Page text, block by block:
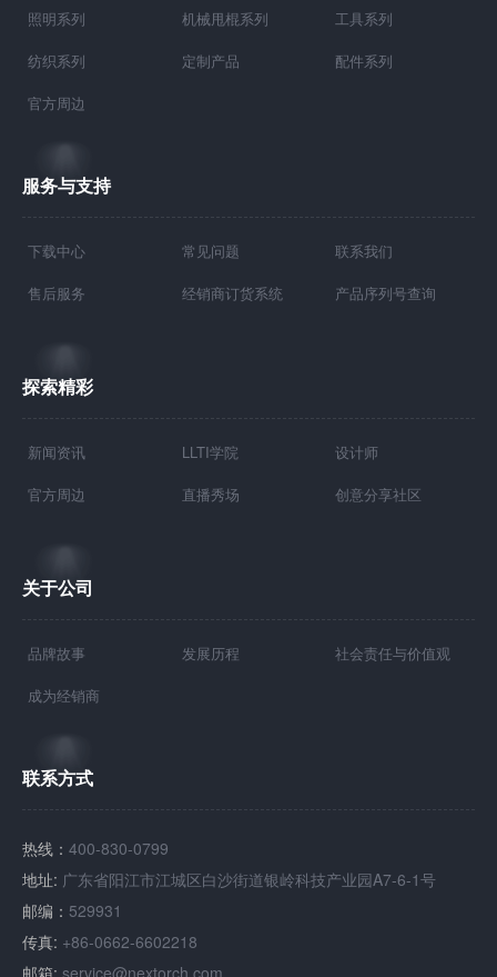
照明系列 机械甩棍系列 工具系列
纺织系列 定制产品 配件系列
官方周边
服务与支持
下载中心 常见问题 联系我们
售后服务 经销商订货系统 产品序列号查询
探索精彩
新闻资讯 LLTI学院 设计师
官方周边 直播秀场 创意分享社区
关于公司
品牌故事 发展历程 社会责任与价值观
成为经销商
联系方式
热线： 400-830-0799
地址: 广东省阳江市江城区白沙街道银岭科技产业园A7-6-1号
邮编： 529931
传真: +86-0662-6602218